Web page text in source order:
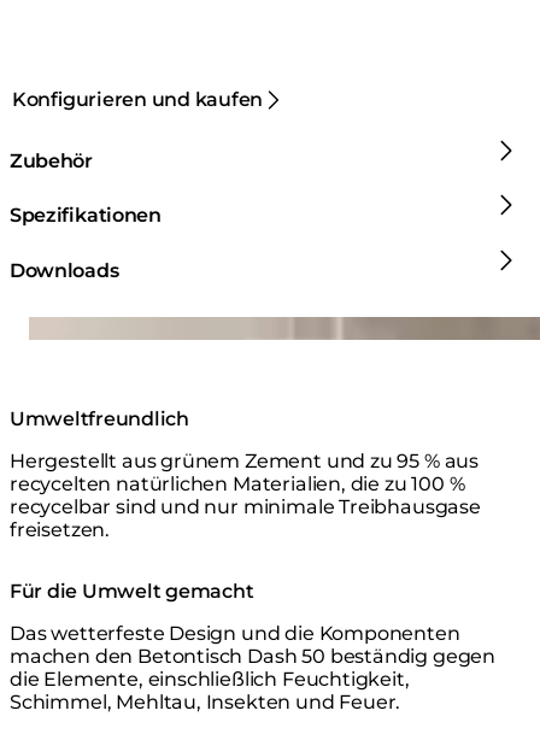
Konfigurieren und kaufen
Zubehör
Spezifikationen
Downloads
Umweltfreundlich
Hergestellt aus grünem Zement und zu 95 % aus
recycelten natürlichen Materialien, die zu 100 %
recycelbar sind und nur minimale Treibhausgase
freisetzen.
Für die Umwelt gemacht
Das wetterfeste Design und die Komponenten
machen den Betontisch Dash 50 beständig gegen
die Elemente, einschließlich Feuchtigkeit,
Schimmel, Mehltau, Insekten und Feuer.